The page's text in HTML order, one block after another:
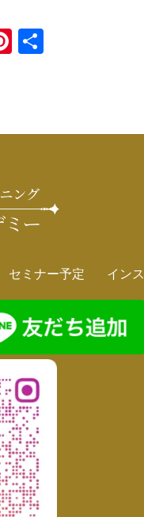
Pinterest
セミナー予定
インス